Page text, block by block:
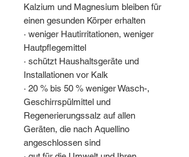
Kalzium und Magnesium bleiben für
einen gesunden Körper erhalten
· weniger Hautirritationen, weniger
Hautpflegemittel
· schützt Haushaltsgeräte und
Installationen vor Kalk
· 20 % bis 50 % weniger Wasch-,
Geschirrspülmittel und
Regenerierungssalz auf allen
Geräten, die nach Aquellino
angeschlossen sind